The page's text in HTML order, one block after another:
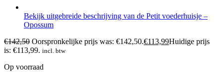
Bekijk uitgebreide beschrijving van de Petit voederhuisje –
Opossum
€142,50 Oorspronkelijke prijs was: €142,50.€113,99Huidige prijs
is: €113,99. incl. btw
Op voorraad